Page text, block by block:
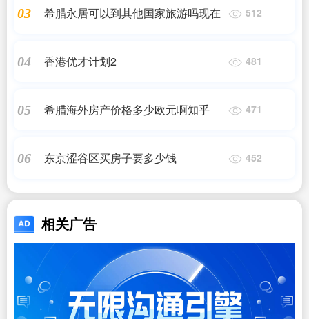
03 希腊永居可以到其他国家旅游吗现在 512
04 香港优才计划2 481
05 希腊海外房产价格多少欧元啊知乎 471
06 东京涩谷区买房子要多少钱 452
相关广告